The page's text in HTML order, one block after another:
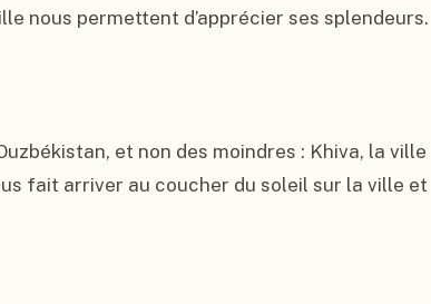
nous permettent d’apprécier ses splendeurs.
et non des moindres : Khiva, la ville
fait arriver au coucher du soleil sur la ville et